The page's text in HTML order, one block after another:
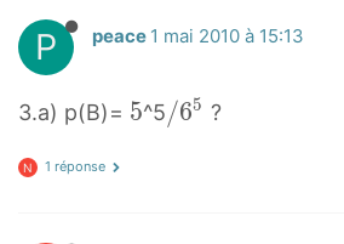
P peace 1 mai 2010 à 15:13
3.a) p(B)= 5
5^5/
/65 ?
N 1 réponse